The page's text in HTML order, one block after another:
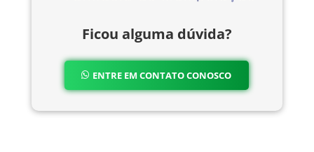
Ficou alguma dúvida?
ENTRE EM CONTATO CONOSCO